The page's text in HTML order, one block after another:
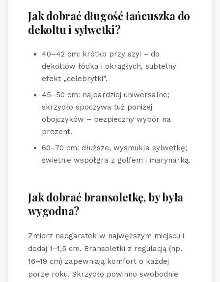
Jak dobrać długość łańcuszka do
dekoltu i sylwetki?
40–42 cm: krótko przy szyi – do
dekoltów łódka i okrągłych, subtelny
efekt „celebrytki”.
45–50 cm: najbardziej uniwersalne;
skrzydło spoczywa tuż poniżej
obojczyków – bezpieczny wybór na
prezent.
60–70 cm: dłuższe, wysmukla sylwetkę;
świetnie współgra z golfem i marynarką.
Jak dobrać bransoletkę, by była
wygodna?
Zmierz nadgarstek w najwęższym miejscu i
dodaj 1–1,5 cm. Bransoletki z regulacją (np.
16–19 cm) zapewniają komfort o każdej
porze roku. Skrzydło powinno swobodnie